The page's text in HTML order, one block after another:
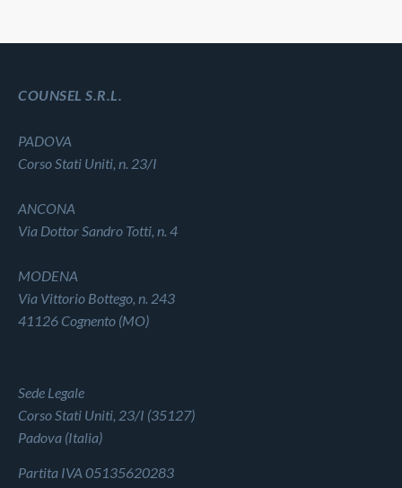
COUNSEL S.R.L.
PADOVA
Corso Stati Uniti, n. 23/I
ANCONA
Via Dottor Sandro Totti, n. 4
MODENA
Via Vittorio Bottego, n. 243
41126 Cognento (MO)
Sede Legale
Corso Stati Uniti, 23/I (35127)
Padova (Italia)
Partita IVA 05135620283